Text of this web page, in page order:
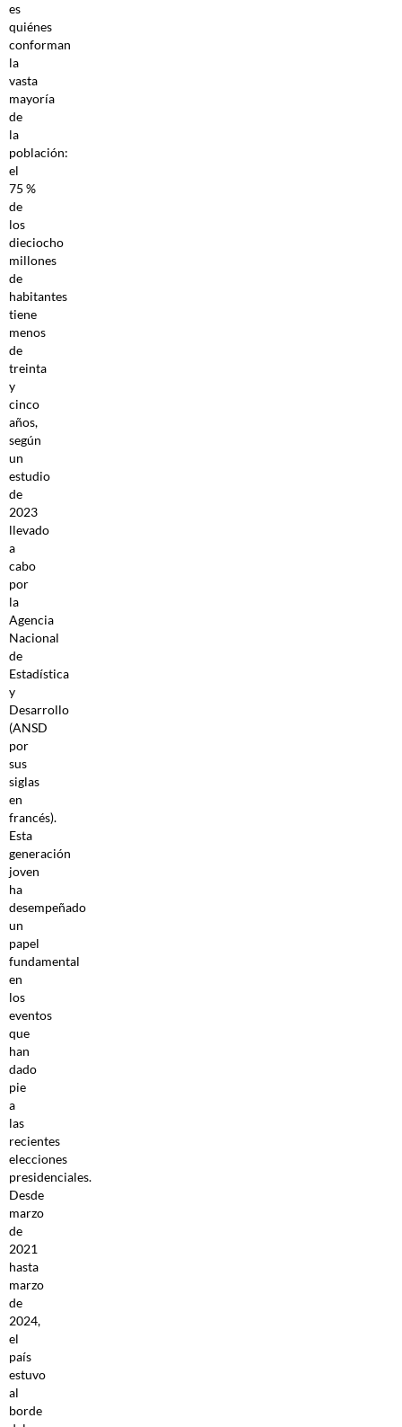
es
quiénes
conforman
la
vasta
mayoría
de
la
población:
el
75 %
de
los
dieciocho
millones
de
habitantes
tiene
menos
de
treinta
y
cinco
años,
según
un
estudio
de
2023
llevado
a
cabo
por
la
Agencia
Nacional
de
Estadística
y
Desarrollo
(ANSD
por
sus
siglas
en
francés).
Esta
generación
joven
ha
desempeñado
un
papel
fundamental
en
los
eventos
que
han
dado
pie
a
las
recientes
elecciones
presidenciales.
Desde
marzo
de
2021
hasta
marzo
de
2024,
el
país
estuvo
al
borde